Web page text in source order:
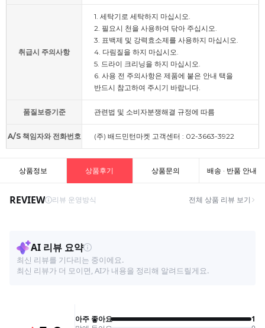
취급시 주의사항
1. 세탁기로 세탁하지 마십시오.
2. 필요시 천을 사용하여 닦아 주십시오.
3. 표백제 및 강력효소제를 사용하지 마십시오.
4. 다림질을 하지 마십시오.
5. 드라이 크리닝을 하지 마십시오.
6. 사용 전 주의사항은 제품에 붙은 안내 택을
반드시 참고하여 주시기 바랍니다.
품질보증기준 관련법 및 소비자분쟁해결 규정에 따름
A/S 책임자와 전화번호 (주) 배드민턴마켓 고객센터 : 02-3663-3922
상품정보 상품후기 상품문의 배송 · 반품 안내